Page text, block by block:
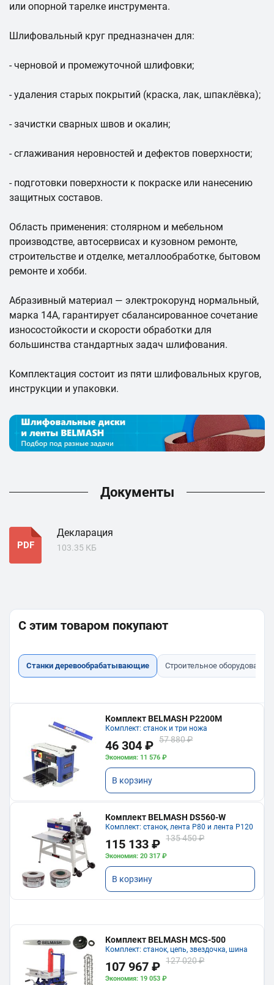
или опорной тарелке инструмента.
Шлифовальный круг предназначен для:
- черновой и промежуточной шлифовки;
- удаления старых покрытий (краска, лак, шпаклёвка);
- зачистки сварных швов и окалин;
- сглаживания неровностей и дефектов поверхности;
- подготовки поверхности к покраске или нанесению
защитных составов.
Область применения: столярном и мебельном
производстве, автосервисах и кузовном ремонте,
строительстве и отделке, металлообработке, бытовом
ремонте и хобби.
Абразивный материал — электрокорунд нормальный,
марка 14А, гарантирует сбалансированное сочетание
износостойкости и скорости обработки для
большинства стандартных задач шлифования.
Комплектация состоит из пяти шлифовальных кругов,
инструкции и упаковки.
Документы
PDF
Декларация
103.35 КБ
С этим товаром покупают
Станки деревообрабатывающие Строительное оборудование
Комплект BELMASH P2200M
Комплект: станок и три ножа
46 304 ₽ 57 880 ₽
Экономия: 11 576 ₽
В корзину
Комплект BELMASH DS560-W
Комплект: станок, лента P80 и лента P120
115 133 ₽ 135 450 ₽
Экономия: 20 317 ₽
В корзину
Комплект BELMASH MCS-500
Комплект: станок, цепь, звездочка, шина
107 967 ₽ 127 020 ₽
Экономия: 19 053 ₽